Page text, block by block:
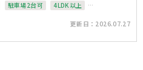
駐車場2台可
4LDK以上
更新日：2026.07.27